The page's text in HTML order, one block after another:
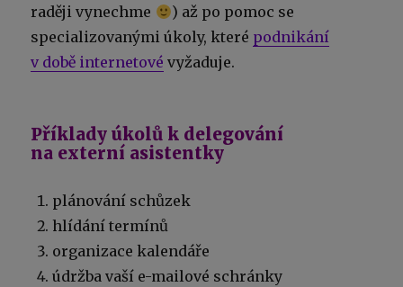
raději vynechme
) až po pomoc se
specializovanými úkoly, které podnikání
v době internetové vyžaduje.
Příklady úkolů k delegování
na externí asistentky
plánování schůzek
hlídání termínů
organizace kalendáře
údržba vaší e-mailové schránky